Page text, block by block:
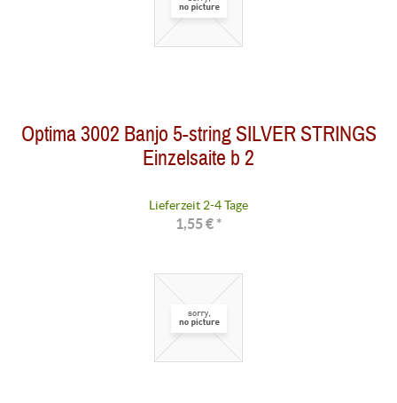
Optima 3002 Banjo 5-string SILVER STRINGS
Einzelsaite b 2
Lieferzeit 2-4 Tage
1,55 € *